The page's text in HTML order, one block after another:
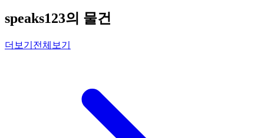
speaks123의 물건
더보기 전체보기